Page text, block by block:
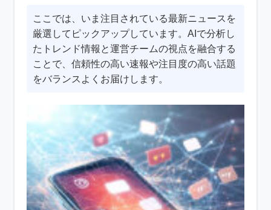
ここでは、いま注目されている最新ニュースを
厳選してピックアップしています。AIで分析し
たトレンド情報と運営チームの視点を融合する
ことで、信頼性の高い速報や注目度の高い話題
をバランスよくお届けします。